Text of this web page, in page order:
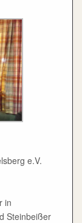
e.V.
in
Steinbeißer